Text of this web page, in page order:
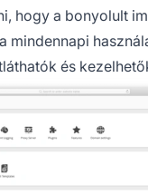
hogy a bonyolult
mindennapi
és